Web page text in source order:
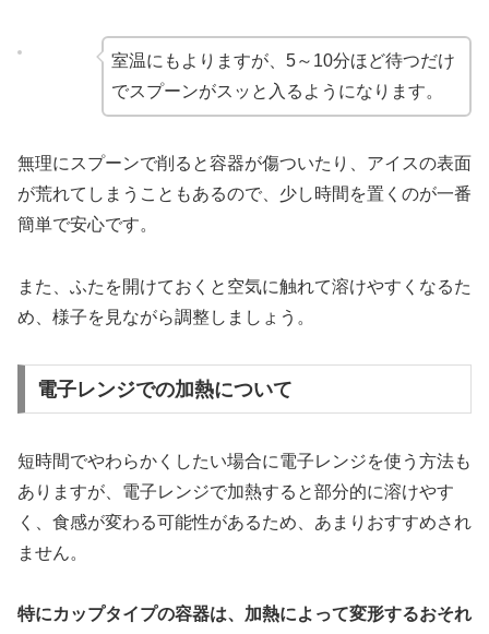
室温にもよりますが、5～10分ほど待つだけ
でスプーンがスッと入るようになります。
無理にスプーンで削ると容器が傷ついたり、アイスの表面
が荒れてしまうこともあるので、少し時間を置くのが一番
簡単で安心です。
また、ふたを開けておくと空気に触れて溶けやすくなるた
め、様子を見ながら調整しましょう。
電子レンジでの加熱について
短時間でやわらかくしたい場合に電子レンジを使う方法も
ありますが、電子レンジで加熱すると部分的に溶けやす
く、食感が変わる可能性があるため、あまりおすすめされ
ません。
特にカップタイプの容器は、加熱によって変形するおそれ